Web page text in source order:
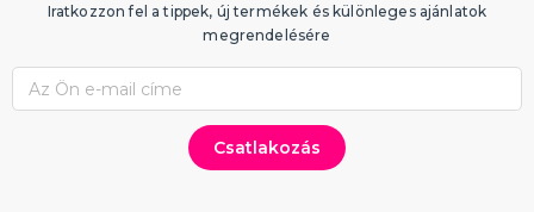
Iratkozzon fel a tippek, új termékek és különleges ajánlatok
megrendelésére